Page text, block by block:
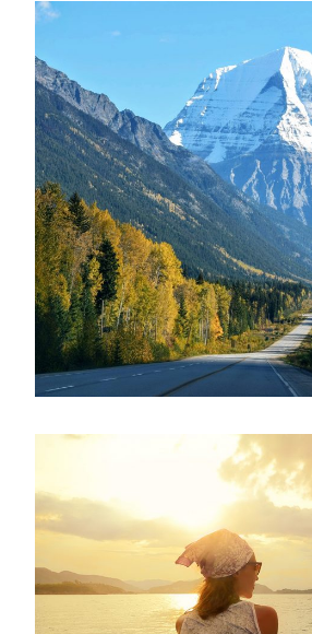
June 6, 2016